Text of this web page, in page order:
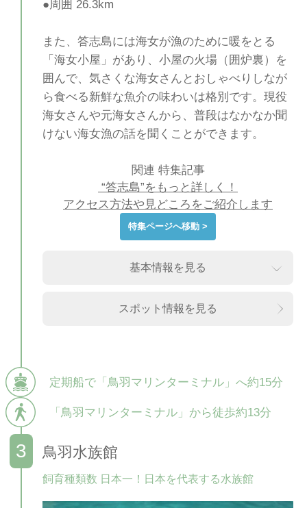
●周囲 26.3km
また、答志島には海女が漁のために暖をとる
「海女小屋」があり、小屋の火場（囲炉裏）を
囲んで、気さくな海女さんとおしゃべりしなが
ら食べる新鮮な魚介の味わいは格別です。現役
海女さんや元海女さんから、普段はなかなか聞
けない海女漁の話を聞くことができます。
関連 特集記事
“答志島”をもっと詳しく！
アクセス方法や見どころをご紹介します
特集ページへ移動 >
基本情報を見る
スポット情報を見る
定期船で「鳥羽マリンターミナル」へ約15分
「鳥羽マリンターミナル」から徒歩約13分
鳥羽水族館
飼育種類数 日本一！日本を代表する水族館